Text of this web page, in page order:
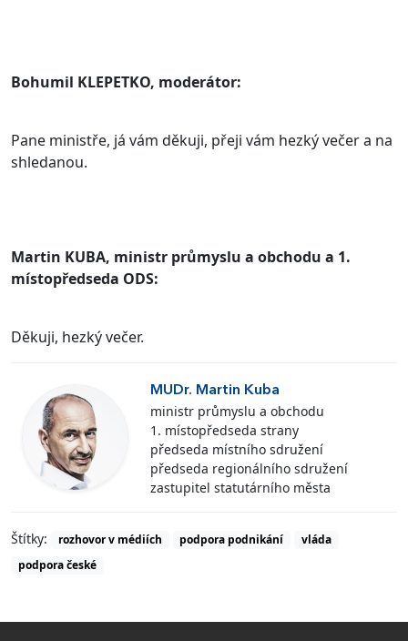
Bohumil KLEPETKO, moderátor:
Pane ministře, já vám děkuji, přeji vám hezký večer a na
shledanou.
Martin KUBA, ministr průmyslu a obchodu a 1.
místopředseda ODS:
Děkuji, hezký večer.
MUDr. Martin Kuba
ministr průmyslu a obchodu
1. místopředseda strany
předseda místního sdružení
předseda regionálního sdružení
zastupitel statutárního města
Štítky: rozhovor v médiích podpora podnikání
vláda
podpora české